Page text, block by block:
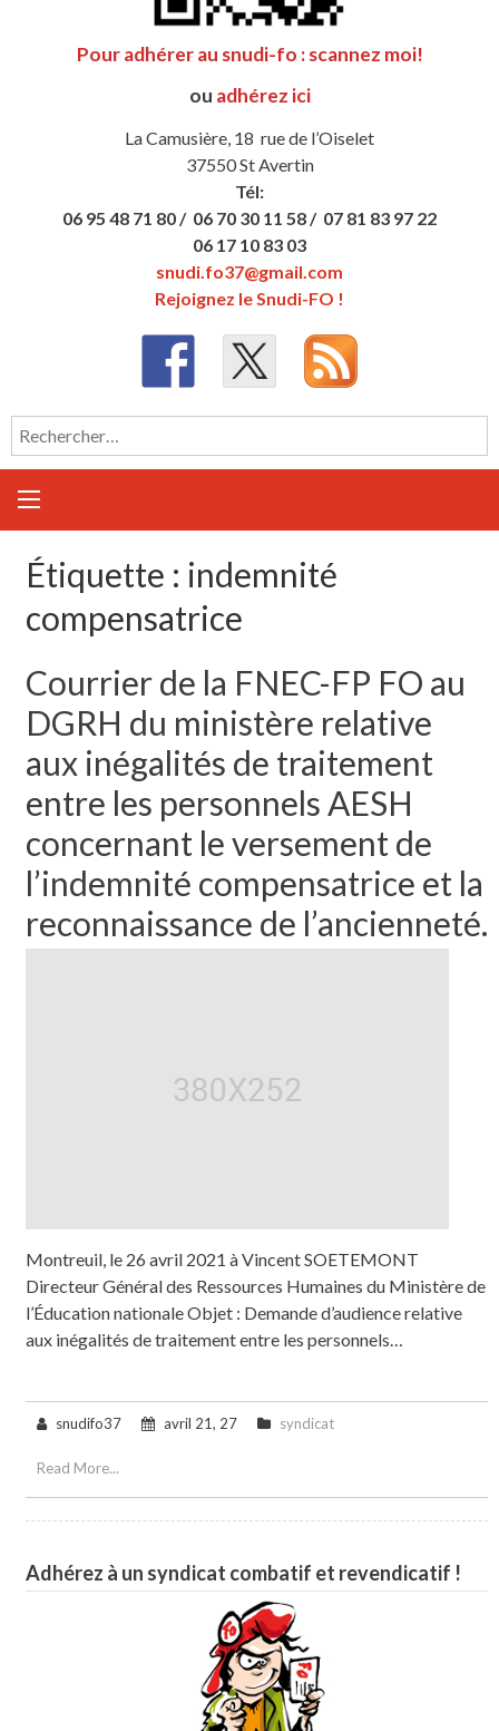
Pour adhérer au snudi-fo : scannez moi!
ou adhérez ici
La Camusière, 18 rue de l’Oiselet
37550 St Avertin
Tél:
06 95 48 71 80 / 06 70 30 11 58 / 07 81 83 97 22
06 17 10 83 03
snudi.fo37@gmail.com
Rejoignez le Snudi-FO !
Rechercher :
Étiquette : indemnité
compensatrice
Courrier de la FNEC-FP FO au
DGRH du ministère relative
aux inégalités de traitement
entre les personnels AESH
concernant le versement de
l’indemnité compensatrice et la
reconnaissance de l’ancienneté.
Montreuil, le 26 avril 2021 à Vincent SOETEMONT
Directeur Général des Ressources Humaines du Ministère de
l’Éducation nationale Objet : Demande d’audience relative
aux inégalités de traitement entre les personnels…
snudifo37 avril 21, 27 syndicat
Read More...
Adhérez à un syndicat combatif et revendicatif !